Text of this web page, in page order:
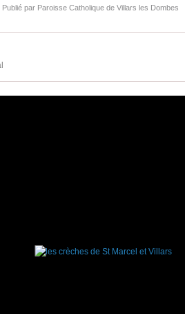
Publié par Paroisse Catholique de Villars les Dombes